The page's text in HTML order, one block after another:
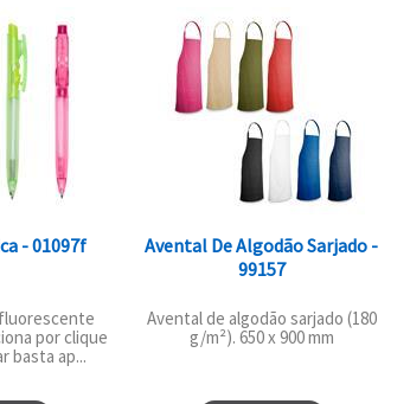
- 01097f
por clique
basta ap...
Avental De Algodão Sarjado -
99157
Avental de algodão sarjado (180
g/m²). 650 x 900 mm